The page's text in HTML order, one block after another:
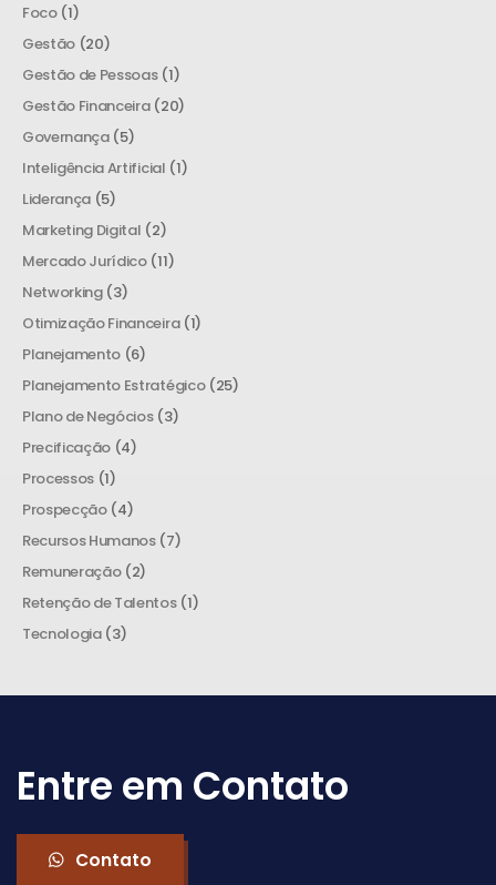
Foco(1)
Gestão (20)
Gestão de Pessoas(1)
Gestão Financeira(20)
Governança(5)
Inteligência Artificial (1)
Liderança (5)
Marketing Digital (2)
Mercado Jurídico(11)
Networking(3)
Otimização Financeira(1)
Planejamento (6)
Planejamento Estratégico(25)
Plano de Negócios(3)
Precificação (4)
Processos (1)
Prospecção(4)
Recursos Humanos(7)
Remuneração(2)
Retenção de Talentos(1)
Tecnologia(3)
Entre em Contato
Contato